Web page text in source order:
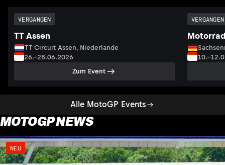
Alle MotoGP Events
VERGANGEN
TT Assen
TT Circuit Assen, Niederlande
26.–28.06.2026
Zum Event
VERGANGEN
MOTOGP NEWS
NEU